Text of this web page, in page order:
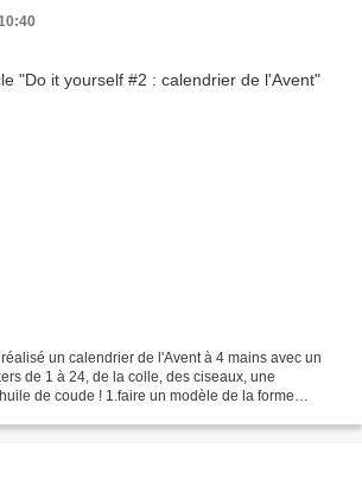
un calendrier de l'Avent à 4 mains avec un
de 1 à 24, de la colle, des ciseaux, une
de coude ! 1.faire un modèle de la forme